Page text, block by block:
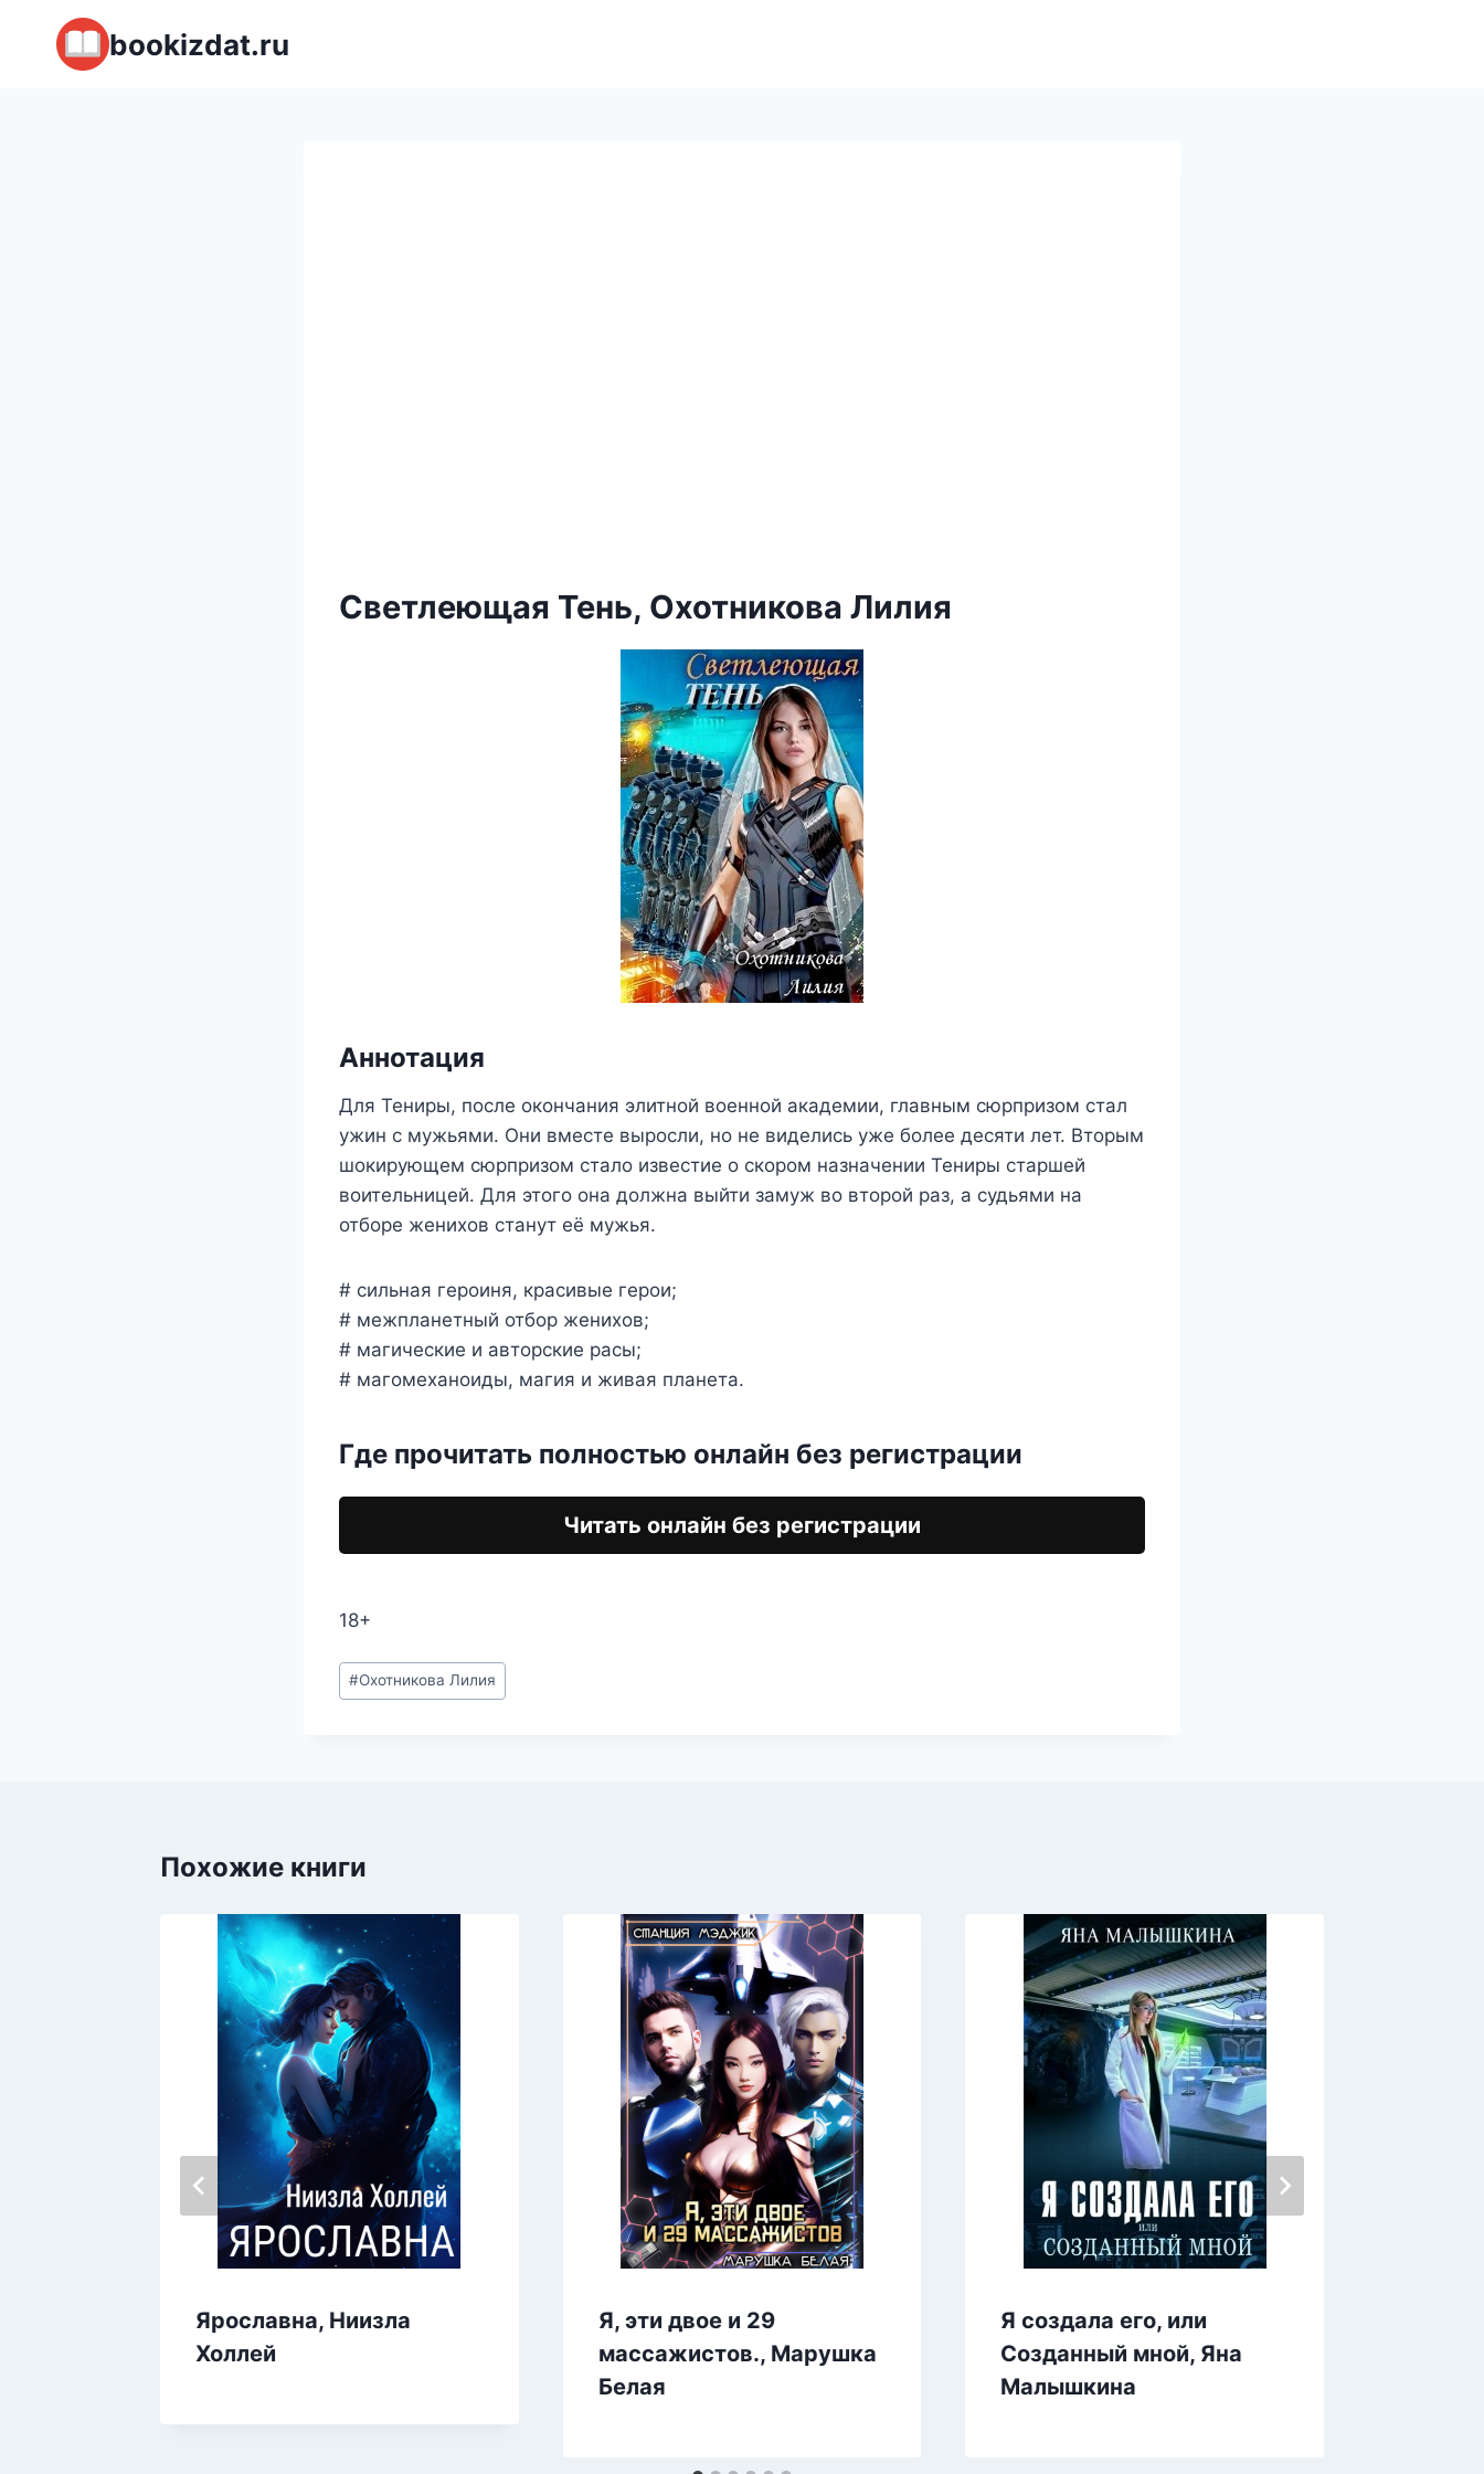
Перейти
содержимому
bookizdat.ru
Светлеющая Тень, Охотникова Лилия
Аннотация
Для Тениры, после окончания элитной военной академии, главным сюрпризом стал
ужин с мужьями. Они вместе выросли, но не виделись уже более десяти лет. Вторым
шокирующем сюрпризом стало известие о скором назначении Тениры старшей
воительницей. Для этого она должна выйти замуж во второй раз, а судьями на
отборе женихов станут её мужья.
# сильная героиня, красивые герои;
# межпланетный отбор женихов;
# магические и авторские расы;
# магомеханоиды, магия и живая планета.
Где прочитать полностью онлайн без регистрации
Читать онлайн без регистрации
18+
Метки
записи:
#Охотникова Лилия
Похожие книги
Ярославна, Ниизла
Холлей
Я, эти двое и 29
массажистов., Марушка
Белая
Я создала его, или
Созданный мной, Яна
Малышкина